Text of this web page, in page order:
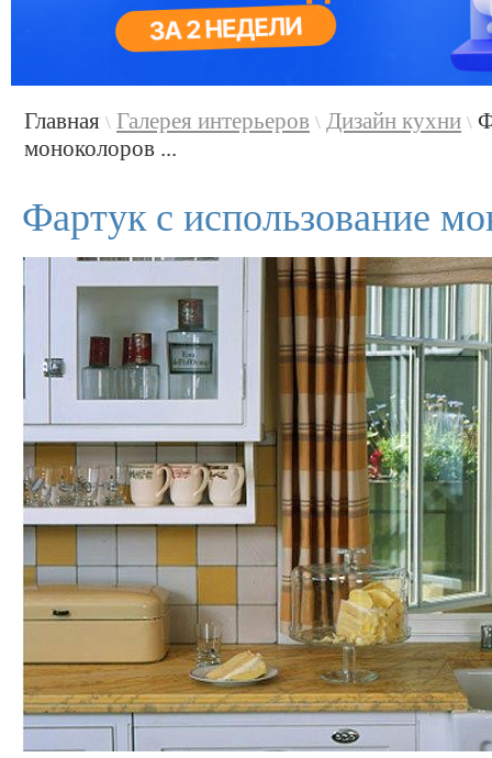
Главная \ Галерея интерьеров \ Дизайн кухни \
моноколоров ...
Фартук с использование